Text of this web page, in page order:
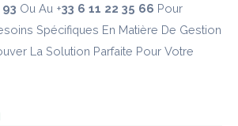
Ou Au +33 6 11 22 35 66 Pour
Spécifiques En Matière De Gestion
La Solution Parfaite Pour Votre